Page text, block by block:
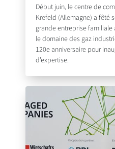
Début juin, le centre de
Krefeld (Allemagne) a fêté
grande entreprise
le domaine des gaz
120e anniversaire pour
d’expertise.